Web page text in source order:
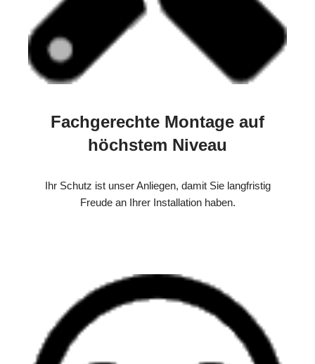
Fachgerechte Montage auf
höchstem Niveau
Ihr Schutz ist unser Anliegen, damit Sie langfristig
Freude an Ihrer Installation haben.